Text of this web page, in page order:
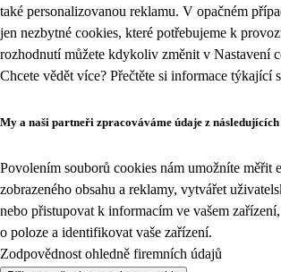
také personalizovanou reklamu. V opačném
jen nezbytné cookies, které potřebujeme k
rozhodnutí můžete kdykoliv změnit v Nastavení
Chcete vědět více? Přečtěte si informace týkající
My a naši partneři zpracováváme údaje z
Povolením souborů cookies nám umožníte měřit
zobrazeného obsahu a reklamy, vytvářet
nebo přistupovat k informacím ve vašem
o poloze a identifikovat vaše zařízení.
Zodpovědnost ohledně firemních údajů